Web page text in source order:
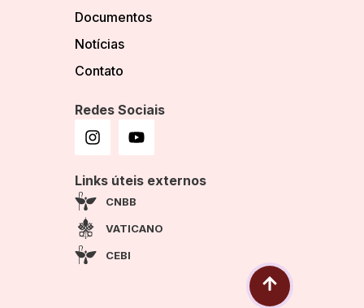
Documentos
Notícias
Contato
Redes Sociais
Links úteis externos
CNBB
VATICANO
CEBI